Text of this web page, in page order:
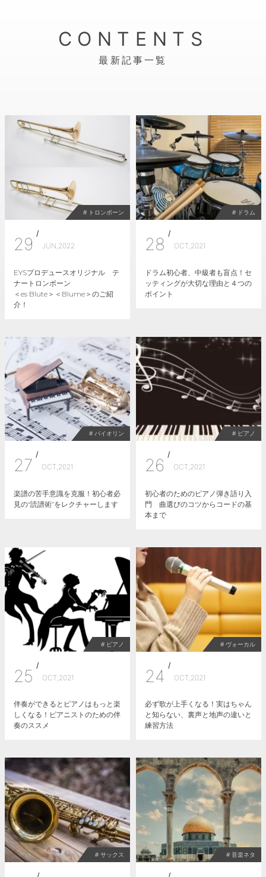
CONTENTS
最新記事一覧
# トロンボーン
29
/
JUN,2022
EYSプロデュースオリジナル テ
ナートロンボーン
＜es Blute＞＜Blume＞のご紹
介！
# ドラム
28
/
OCT,2021
ドラム初心者、中級者も盲点！セ
ッティングが大切な理由と４つの
ポイント
# バイオリン
27
/
OCT,2021
楽譜の苦手意識を克服！初心者必
見の“読譜術”をレクチャーします
# ピアノ
26
/
OCT,2021
初心者のためのピアノ弾き語り入
門 曲選びのコツからコードの基
本まで
# ピアノ
25
/
OCT,2021
伴奏ができるとピアノはもっと楽
しくなる！ピアニストのための伴
奏のススメ
# ヴォーカル
24
/
OCT,2021
必ず歌が上手くなる！実はちゃん
と知らない、裏声と地声の違いと
練習方法
# サックス # 音楽ネタ